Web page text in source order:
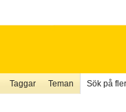
Taggar Teman Sök på